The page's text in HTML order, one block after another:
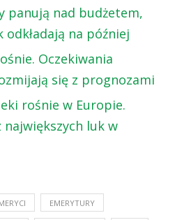
panują nad budżetem,
odkładają na później
Oczekiwania
się z prognozami
rośnie w Europie.
największych luk w
EMERYTURY